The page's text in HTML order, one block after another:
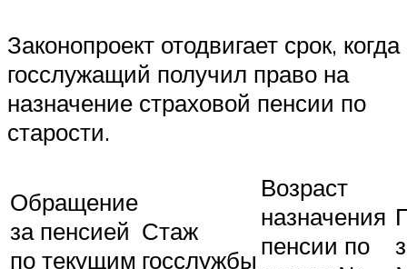
Законопроект отодвигает срок, когда
госслужащий получил право на
назначение страховой пенсии по
старости.
Обращение
за пенсией
по текущим
Стаж
госслужбы
Возраст
назначения
пенсии по